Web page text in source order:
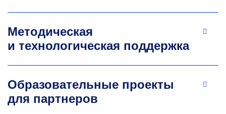
Методическая
и технологическая поддержка
Образовательные проекты
для партнеров